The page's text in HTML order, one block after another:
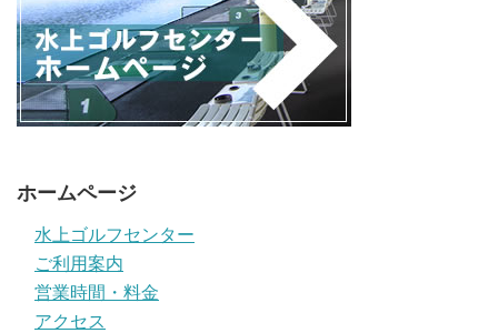
ホームページ
水上ゴルフセンター
ご利用案内
営業時間・料金
アクセス